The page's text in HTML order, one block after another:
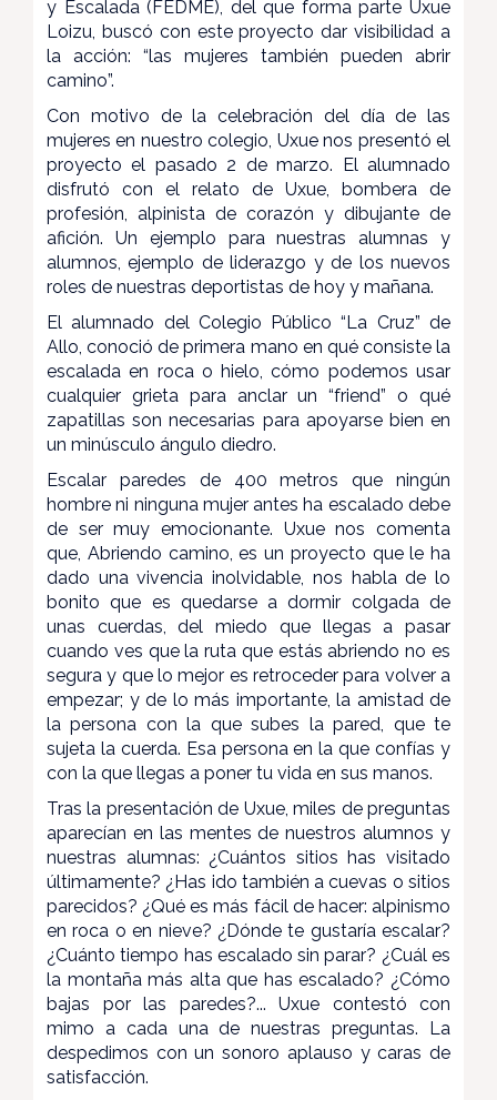
y Escalada (FEDME), del que forma parte Uxue
Loizu, buscó con este proyecto dar visibilidad a
la acción: “las mujeres también pueden abrir
camino”.
Con motivo de la celebración del día de las
mujeres en nuestro colegio, Uxue nos presentó el
proyecto el pasado 2 de marzo. El alumnado
disfrutó con el relato de Uxue, bombera de
profesión, alpinista de corazón y dibujante de
afición. Un ejemplo para nuestras alumnas y
alumnos, ejemplo de liderazgo y de los nuevos
roles de nuestras deportistas de hoy y mañana.
El alumnado del Colegio Público “La Cruz” de
Allo, conoció de primera mano en qué consiste la
escalada en roca o hielo, cómo podemos usar
cualquier grieta para anclar un “friend” o qué
zapatillas son necesarias para apoyarse bien en
un minúsculo ángulo diedro.
Escalar paredes de 400 metros que ningún
hombre ni ninguna mujer antes ha escalado debe
de ser muy emocionante. Uxue nos comenta
que, Abriendo camino, es un proyecto que le ha
dado una vivencia inolvidable, nos habla de lo
bonito que es quedarse a dormir colgada de
unas cuerdas, del miedo que llegas a pasar
cuando ves que la ruta que estás abriendo no es
segura y que lo mejor es retroceder para volver a
empezar; y de lo más importante, la amistad de
la persona con la que subes la pared, que te
sujeta la cuerda. Esa persona en la que confías y
con la que llegas a poner tu vida en sus manos.
Tras la presentación de Uxue, miles de preguntas
aparecían en las mentes de nuestros alumnos y
nuestras alumnas: ¿Cuántos sitios has visitado
últimamente? ¿Has ido también a cuevas o sitios
parecidos? ¿Qué es más fácil de hacer: alpinismo
en roca o en nieve? ¿Dónde te gustaría escalar?
¿Cuánto tiempo has escalado sin parar? ¿Cuál es
la montaña más alta que has escalado? ¿Cómo
bajas por las paredes?... Uxue contestó con
mimo a cada una de nuestras preguntas. La
despedimos con un sonoro aplauso y caras de
satisfacción.